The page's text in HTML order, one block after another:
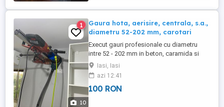
10
1
Gaura hota, aerisire, centrala, s.a.,
diametru 52-202 mm, carotari
Execut gauri profesionale cu diametru
intre 52 - 202 mm in beton, caramida si
BCA pentru hota, centrala, aer conditionat,
instalatii sanitare, goluri pt ferestre, usi.
Datorita echipamentelor profesionale pe
care le folosesc, timpul de executie este
Iasi, Iasi
azi 12:41
100 RON